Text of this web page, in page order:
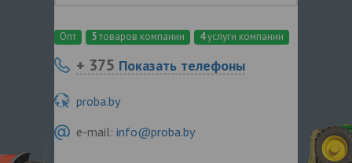
Опт 5товаров компании 4услуги компании
+ 375 Показать телефоны
proba.by
e-mail: info@proba.by